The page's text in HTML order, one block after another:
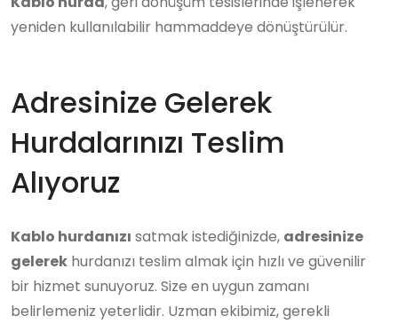
yeniden kullanılabilir hammaddeye dönüştürülür.
Adresinize Gelerek
Hurdalarınızı Teslim
Alıyoruz
Kablo hurdanızı satmak istediğinizde, adresinize
gelerek hurdanızı teslim almak için hızlı ve güvenilir
bir hizmet sunuyoruz. Size en uygun zamanı
belirlemeniz yeterlidir. Uzman ekibimiz, gerekli